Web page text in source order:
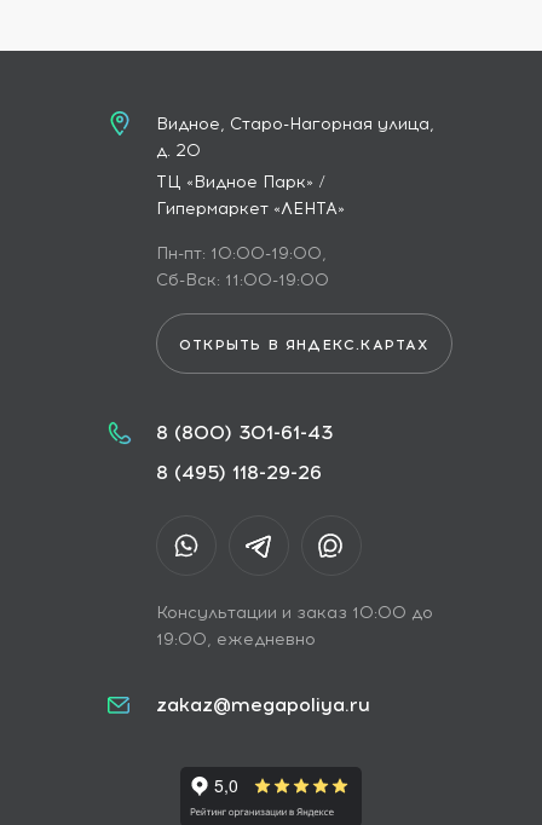
Видное, Старо-Нагорная улица,
д. 20
ТЦ «Видное Парк» /
Гипермаркет «ЛЕНТА»
Пн-пт: 10:00-19:00,
Сб-Вск: 11:00-19:00
ОТКРЫТЬ В ЯНДЕКС.КАРТАХ
8 (800) 301-61-43
8 (495) 118-29-26
Консультации и заказ 10:00 до
19:00, ежедневно
zakaz@megapoliya.ru